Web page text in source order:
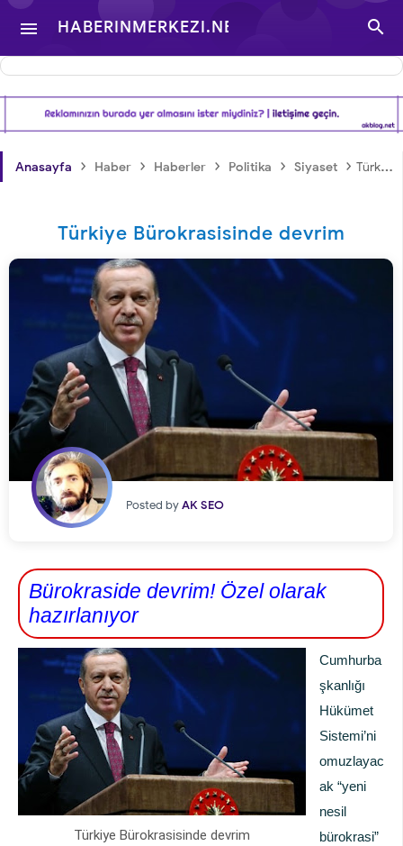
 HABERINMERKEZI.NET
- TÜRKIYE VE DÜNYA
GÜNDEMINDEN

Anasayfa › Haber › Haberler › Politika › Siyaset › Türkiye Bürokrasisinde devrim
Türkiye Bürokrasisinde devrim
Posted byAK SEO
Bürokraside devrim! Özel olarak
hazırlanıyor
Türkiye Bürokrasisinde devrim
Cumhurba
şkanlığı
Hükümet
Sistemi’ni
omuzlayac
ak “yeni
nesil
bürokrasi”